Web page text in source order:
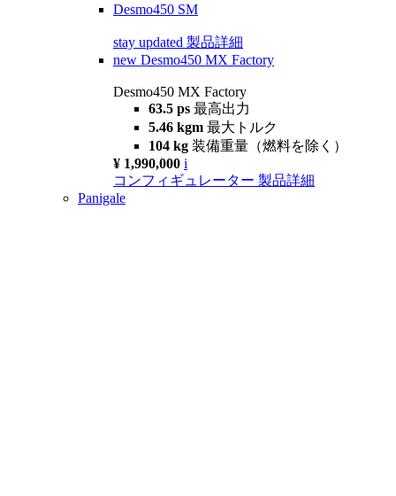
Desmo450 SM
stay updated 製品詳細
new Desmo450 MX Factory
Desmo450 MX Factory
63.5 ps 最高出力
5.46 kgm 最大トルク
104 kg 装備重量（燃料を除く）
¥ 1,990,000 i
コンフィギュレーター 製品詳細
Panigale